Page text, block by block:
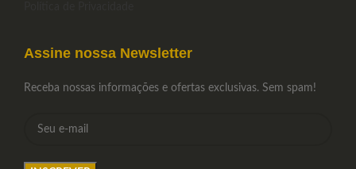
Assine nossa Newsletter
Receba nossas informações e ofertas exclusivas. Sem spam!